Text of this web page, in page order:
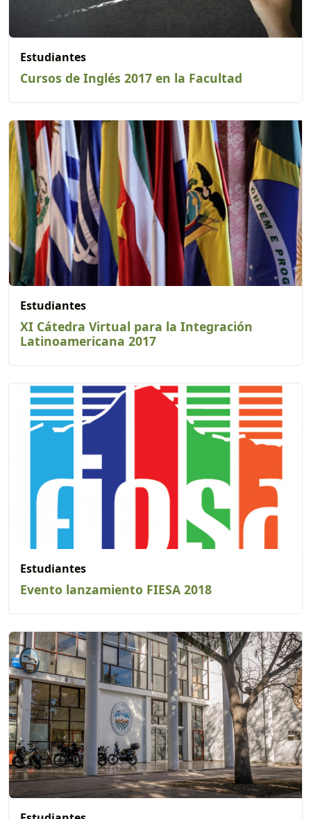
Estudiantes
Cursos de Inglés 2017 en la Facultad
Estudiantes
XI Cátedra Virtual para la Integración
Latinoamericana 2017
Estudiantes
Evento lanzamiento FIESA 2018